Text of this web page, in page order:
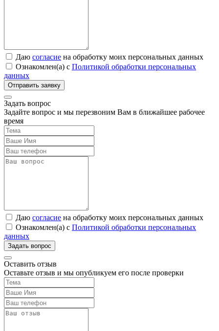
Даю согласие на обработку моих персональных данных
Ознакомлен(а) с Политикой обработки персональных
данных
Задать вопрос
Задайте вопрос и мы перезвоним Вам в ближайшее рабочее
время
Даю согласие на обработку моих персональных данных
Ознакомлен(а) с Политикой обработки персональных
данных
Оставить отзыв
Оставьте отзыв и мы опубликуем его после проверки